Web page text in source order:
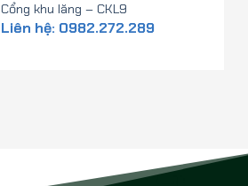
Cổng khu lăng – CKL9
Liên hệ: 0982.272.289